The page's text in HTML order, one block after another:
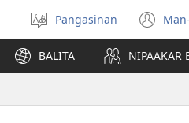
Manpili
na
Lenguahe
Pangasinan
BALITA NIPAAKAR